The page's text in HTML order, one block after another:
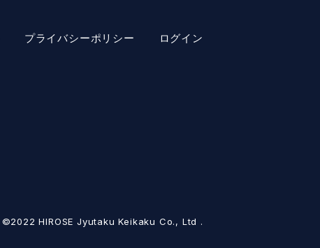
プライバシーポリシー ログイン
©2022 HIROSE Jyutaku Keikaku Co., Ltd .